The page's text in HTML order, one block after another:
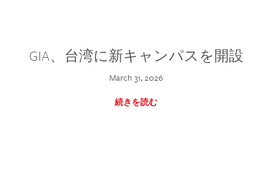
GIA、台湾に新キャンパスを開設
March 31, 2026
続きを読む